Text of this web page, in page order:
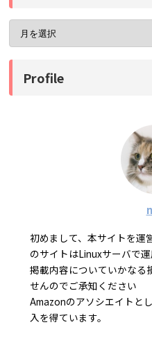
Profile
初めまして、本サイトを運
のサイトはLinuxサーバで運
掲載内容についていかなる
せんのでご承知ください
Amazonのアソシエイトと
入を得ています。